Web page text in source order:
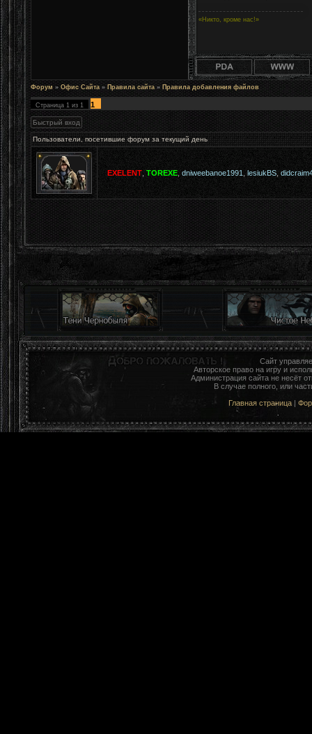
«Никто, кроме нас!»
Форум » Офис Сайта » Правила сайта » Правила добавления файлов
Страница 1 из 1 1
Пользователи, посетившие форум за текущий день
EXELENT ,TOREXE dniweebanoe1991 ,lesiukBS
Сайт
Авторское право на игру и
Администрация сайта не несёт
В случае полного, или
Главная страница |